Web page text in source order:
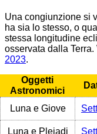
Una congiunzione si
ha sia lo stesso, o
stessa longitudine
osservata dalla Terra.
2023.
Oggetti
Astronomici
Luna e Giove
Luna e Pleiadi